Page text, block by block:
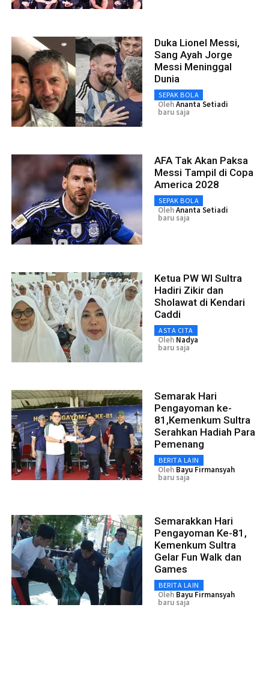
Duka Lionel Messi,
Sang Ayah Jorge
Messi Meninggal
Dunia
SEPAK BOLA
OlehAnanta Setiadi
baru saja
AFA Tak Akan Paksa
Messi Tampil di Copa
America 2028
SEPAK BOLA
OlehAnanta Setiadi
baru saja
Ketua PW WI Sultra
Hadiri Zikir dan
Sholawat di Kendari
Caddi
ASTA CITA
Oleh Nadya
baru saja
Semarak Hari
Pengayoman ke-
81,Kemenkum Sultra
Serahkan Hadiah Para
Pemenang
BERITA LAIN
Oleh Bayu Firmansyah
baru saja
Semarakkan Hari
Pengayoman Ke-81,
Kemenkum Sultra
Gelar Fun Walk dan
Games
BERITA LAIN
Oleh Bayu Firmansyah
baru saja